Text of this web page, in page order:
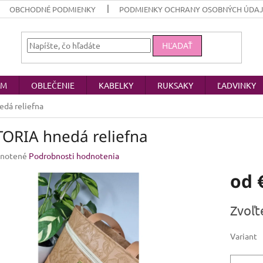
OBCHODNÉ PODMIENKY PODMIENKY OCHRANY OSOBNÝCH
HĽADAŤ
OBLEČENIE KABELKY RUKSAKY ĽADVINKY
reliefna
hnedá reliefna
Podrobnosti hodnotenia
od
cena:
Variant